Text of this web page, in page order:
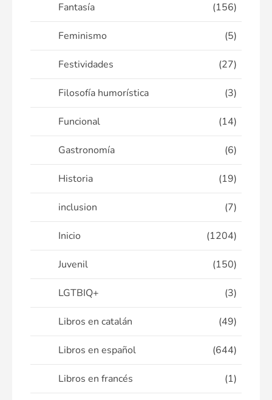
Fantasía (156)
Feminismo (5)
Festividades (27)
Filosofía humorística (3)
Funcional (14)
Gastronomía (6)
Historia (19)
inclusion (7)
Inicio (1204)
Juvenil (150)
LGTBIQ+ (3)
Libros en catalán (49)
Libros en español (644)
Libros en francés (1)